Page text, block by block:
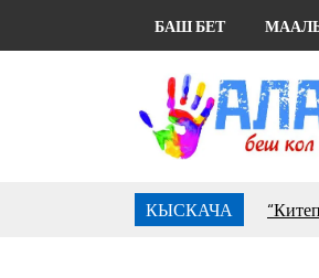
БАШ БЕТ
КЫСКАЧА